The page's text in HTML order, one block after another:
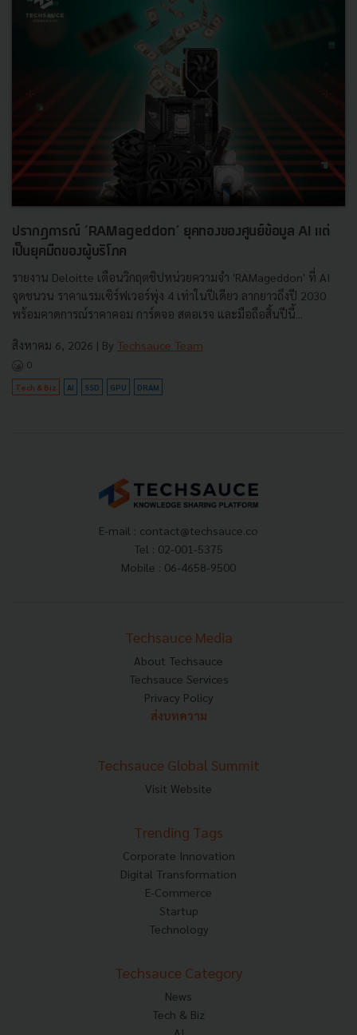
ปรากฏการณ์ ‘RAMageddon’ ยุคทองของศูนย์ข้อมูล AI แต่
เป็นยุคมืดของผู้บริโภค
รายงาน Deloitte เตือนวิกฤตชิปหน่วยความจำ 'RAMageddon' ที่ AI
จุดชนวน ราคาแรมเซิร์ฟเวอร์พุ่ง 4 เท่าในปีเดียว ลากยาวถึงปี 2030
พร้อมคาดการณ์ราคาคอม การ์ดจอ สตอเรจ และมือถือสิ้นปีนี้...
สิงหาคม 6, 2026 | By Techsauce Team
0
Tech & Biz AI SSD GPU DRAM
E-mail : contact@techsauce.co
Tel : 02-001-5375
Mobile : 06-4658-9500
Techsauce Media
About Techsauce
Techsauce Services
Privacy Policy
ส่งบทความ
Techsauce Global Summit
Visit Website
Trending Tags
Corporate Innovation
Digital Transformation
E-Commerce
Startup
Technology
Techsauce Category
News
Tech & Biz